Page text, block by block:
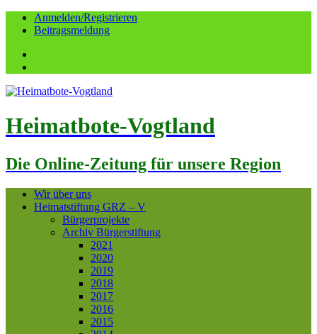
Anmelden/Registrieren
Beitragsmeldung
Heimatbote-Vogtland
Die Online-Zeitung für unsere Region
Wir über uns
Heimatstiftung GRZ – V
Bürgerprojekte
Archiv Bürgerstiftung
2021
2020
2019
2018
2017
2016
2015